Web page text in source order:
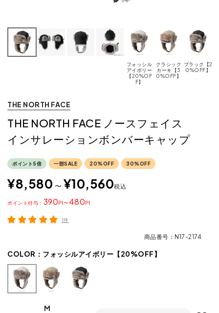
フォッシル
アイボリー
【20%OF
F】
クラシック
カーキ【3
0%OFF】
ブラック【2
0%OFF】
THE NORTH FACE
THE NORTH FACE ノースフェイス
インサレーションボンバーキャップ
ポイント5倍 一部SALE 20%OFF 30%OFF
¥8,580 〜 ¥10,560税込
390 〜480
ポイント
1件
商品番号 N17-2174
COLOR： フォッシルアイボリー【20%OFF】
M